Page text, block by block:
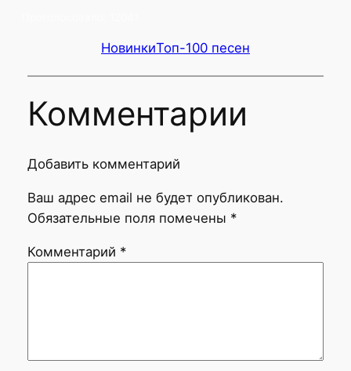
НовинкиТоп-100 песен
Комментарии
Добавить комментарий
Ваш адрес email не будет опубликован.
Обязательные поля помечены *
Комментарий *